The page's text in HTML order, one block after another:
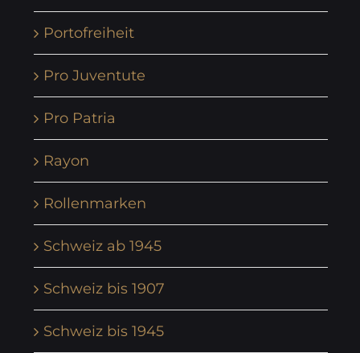
Portofreiheit
Pro Juventute
Pro Patria
Rayon
Rollenmarken
Schweiz ab 1945
Schweiz bis 1907
Schweiz bis 1945